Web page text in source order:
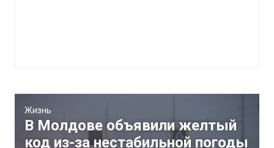
Жизнь
В Молдове объявили желтый
код из-за нестабильной погоды